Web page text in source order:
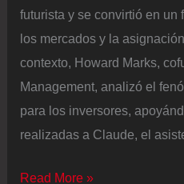
futurista y se convirtió en un
los mercados y la
contexto, Howard Marks,
Management, analizó el
para los inversores,
realizadas a Claude, el
Así
Read More »